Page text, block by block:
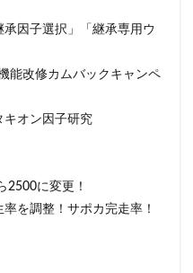
因子選択」「継承専用ウ
能改修カムバックキャンペ
キオン因子研究
2500に変更！
を調整！サポカ完走率！